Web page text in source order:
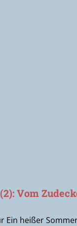
Vom
Ein heißer